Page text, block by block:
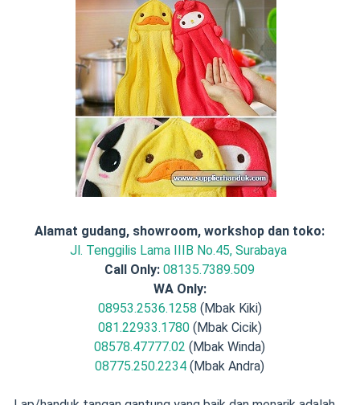
Alamat gudang, showroom, workshop dan toko:
Jl. Tenggilis Lama IIIB No.45, Surabaya
Call Only: 08135.7389.509
WA Only:
08953.2536.1258 (Mbak Kiki)
081.22933.1780(Mbak Cicik)
08578.47777.02 (Mbak Winda)
08775.250.2234 (Mbak Andra)